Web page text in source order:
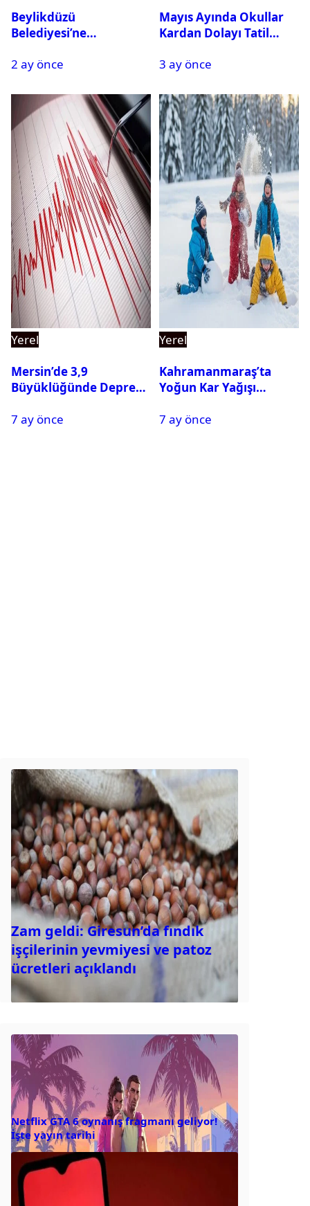
Beylikdüzü
Belediyesi’ne
Gözaltına Alındı
2 ay önce
Mayıs Ayında Okullar
Kardan Dolayı Tatil
3 ay önce
Yerel
Mersin’de 3,9
Büyüklüğünde Deprem
7 ay önce
Yerel
Kahramanmaraş’ta
Yoğun Kar Yağışı
Tatil
7 ay önce
Zam geldi: Giresun’da fındık
işçilerinin yevmiyesi ve patoz
ücretleri açıklandı
Netflix GTA 6 oynanış fragmanı geliyor!
İşte yayın tarihi